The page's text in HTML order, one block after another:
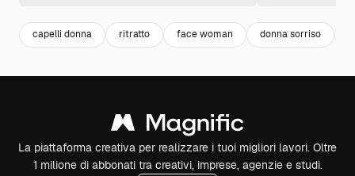
capelli donna ritratto face woman donna sorriso
La piattaforma creativa per realizzare i tuoi migliori lavori. Oltre
1 milione di abbonati tra creativi, imprese, agenzie e studi.